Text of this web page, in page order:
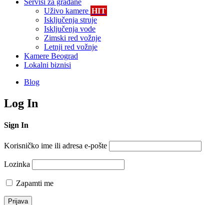
Servisi za građane
Uživo kamere HIT
Isključenja struje
Isključenja vode
Zimski red vožnje
Letnji red vožnje
Kamere Beograd
Lokalni biznisi
Blog
Log In
Sign In
Korisničko ime ili adresa e-pošte
Lozinka
Zapamti me